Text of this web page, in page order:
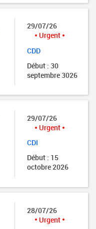
29/07/26
Urgent
CDD
Début : 30
septembre 3026
29/07/26
Urgent
CDI
Début : 15
octobre 2026
28/07/26
Urgent